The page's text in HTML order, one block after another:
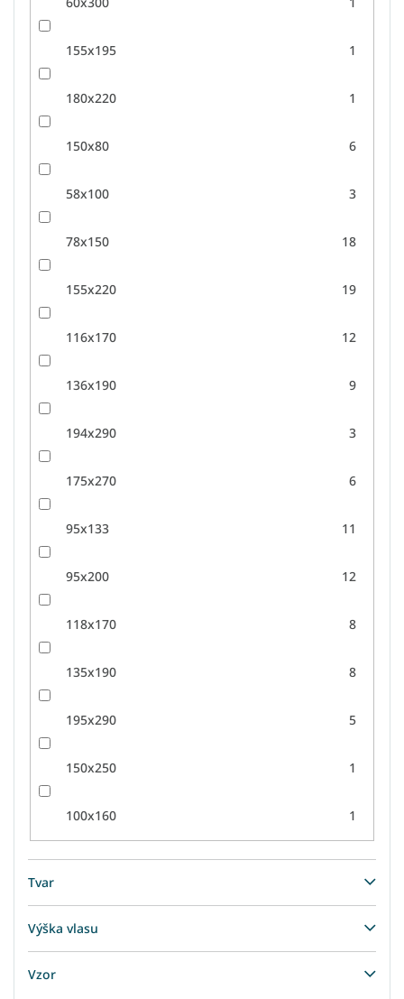
155x195 1
180x220 1
150x80 6
58x100 3
78x150 18
155x220 19
116x170 12
136x190 9
194x290 3
175x270 6
95x133 11
95x200 12
118x170 8
135x190 8
195x290 5
150x250 1
100x160 1
Tvar
Výška vlasu
Vzor